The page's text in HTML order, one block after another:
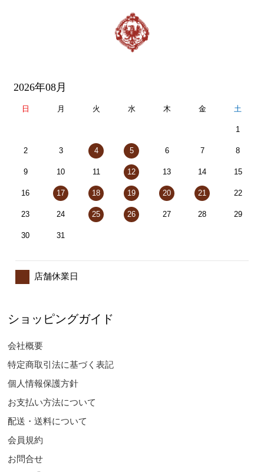
2026年08月
日 月 火 水 木 金 土
1
2 3 4 5 6 7 8
9 10 11 12 13 14 15
16 17 18 19 20 21 22
23 24 25 26 27 28 29
30 31
店舗休業日
ショッピングガイド
会社概要
特定商取引法に基づく表記
個人情報保護方針
お支払い方法について
配送・送料について
会員規約
お問合せ